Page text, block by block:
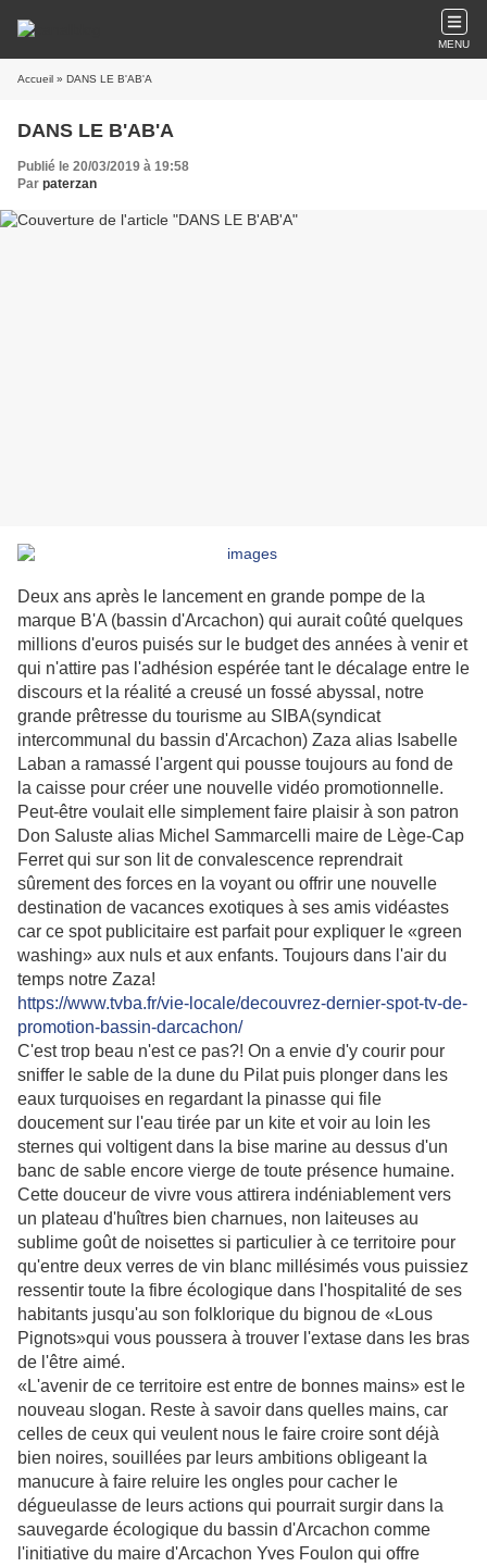
MENU
Accueil » DANS LE B'AB'A
DANS LE B'AB'A
Publié le 20/03/2019 à 19:58
Par paterzan
Deux ans après le lancement en grande pompe de la
marque B'A (bassin d'Arcachon) qui aurait coûté quelques
millions d'euros puisés sur le budget des années à venir et
qui n'attire pas l'adhésion espérée tant le décalage entre le
discours et la réalité a creusé un fossé abyssal, notre
grande prêtresse du tourisme au SIBA(syndicat
intercommunal du bassin d'Arcachon) Zaza alias Isabelle
Laban a ramassé l'argent qui pousse toujours au fond de
la caisse pour créer une nouvelle vidéo promotionnelle.
Peut-être voulait elle simplement faire plaisir à son patron
Don Saluste alias Michel Sammarcelli maire de Lège-Cap
Ferret qui sur son lit de convalescence reprendrait
sûrement des forces en la voyant ou offrir une nouvelle
destination de vacances exotiques à ses amis vidéastes
car ce spot publicitaire est parfait pour expliquer le «green
washing» aux nuls et aux enfants. Toujours dans l'air du
temps notre Zaza!
https://www.tvba.fr/vie-locale/decouvrez-dernier-spot-tv-de-
promotion-bassin-darcachon/
C'est trop beau n'est ce pas?! On a envie d'y courir pour
sniffer le sable de la dune du Pilat puis plonger dans les
eaux turquoises en regardant la pinasse qui file
doucement sur l'eau tirée par un kite et voir au loin les
sternes qui voltigent dans la bise marine au dessus d'un
banc de sable encore vierge de toute présence humaine.
Cette douceur de vivre vous attirera indéniablement vers
un plateau d'huîtres bien charnues, non laiteuses au
sublime goût de noisettes si particulier à ce territoire pour
qu'entre deux verres de vin blanc millésimés vous puissiez
ressentir toute la fibre écologique dans l'hospitalité de ses
habitants jusqu'au son folklorique du bignou de «Lous
Pignots»qui vous poussera à trouver l'extase dans les bras
de l'être aimé.
«L'avenir de ce territoire est entre de bonnes mains» est le
nouveau slogan. Reste à savoir dans quelles mains, car
celles de ceux qui veulent nous le faire croire sont déjà
bien noires, souillées par leurs ambitions obligeant la
manucure à faire reluire les ongles pour cacher le
dégueulasse de leurs actions qui pourrait surgir dans la
sauvegarde écologique du bassin d'Arcachon comme
l'initiative du maire d'Arcachon Yves Foulon qui offre